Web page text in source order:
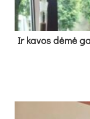
Ir ka­vos dė­mė